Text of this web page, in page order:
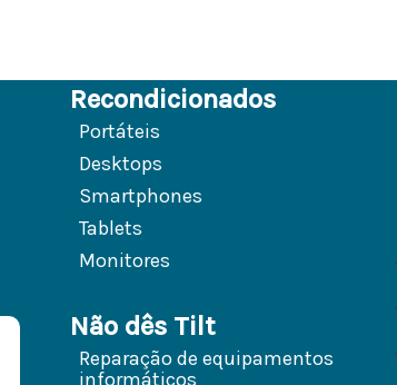
Recondicionados
Portáteis
Desktops
Smartphones
Tablets
Monitores
Não dês Tilt
Reparação de equipamentos
informáticos